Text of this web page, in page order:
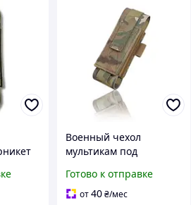
Военный чехол
мультикам под
маркера армейский с
креплением молле
Готово к отправке
от40₴/мес